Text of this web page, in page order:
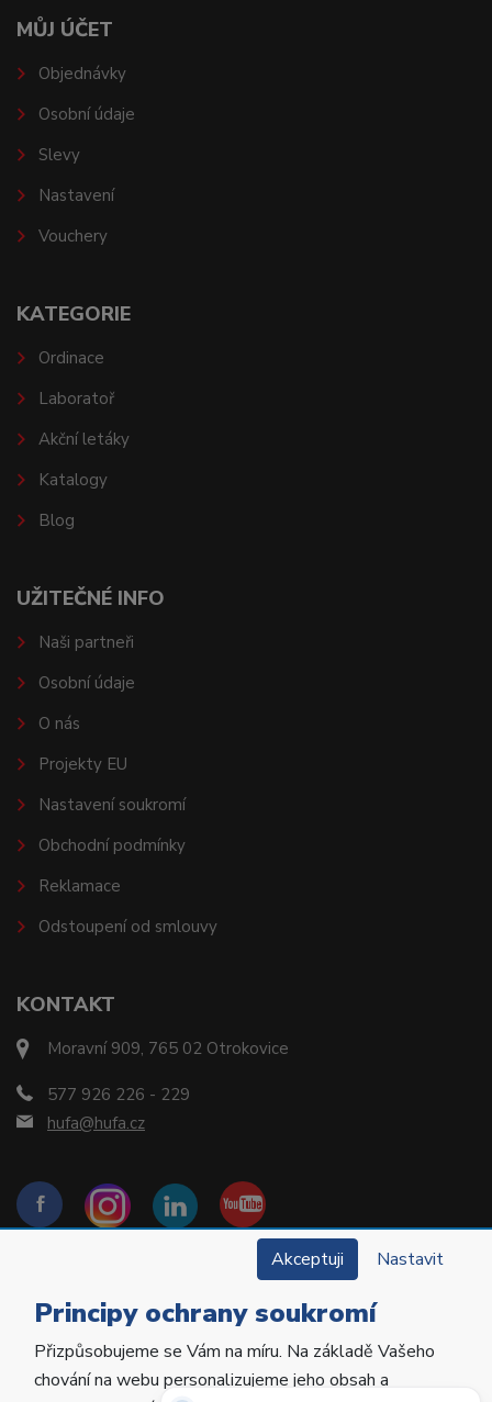
KONTAKT
Moravní 909, 765 02 Otrokovice
577 926 226 - 229
hufa@hufa.cz
MŮJ ÚČET
Objednávky
Osobní údaje
Slevy
Nastavení
Vouchery
KATEGORIE
Ordinace
Laboratoř
Akční letáky
Katalogy
Blog
UŽITEČNÉ INFO
Naši partneři
Osobní údaje
O nás
Projekty EU
Nastavení soukromí
Obchodní podmínky
Reklamace
Odstoupení od smlouvy
Copyright © 2022 Hu-Fa Dental a.s. Všechna práva
vyhrazena.
Akceptuji Nastavit
Principy ochrany soukromí
Přizpůsobujeme se Vám na míru. Na základě Vašeho
chování na webu personalizujeme jeho obsah a
Potřebujete poradit?Zeptejte se našeho